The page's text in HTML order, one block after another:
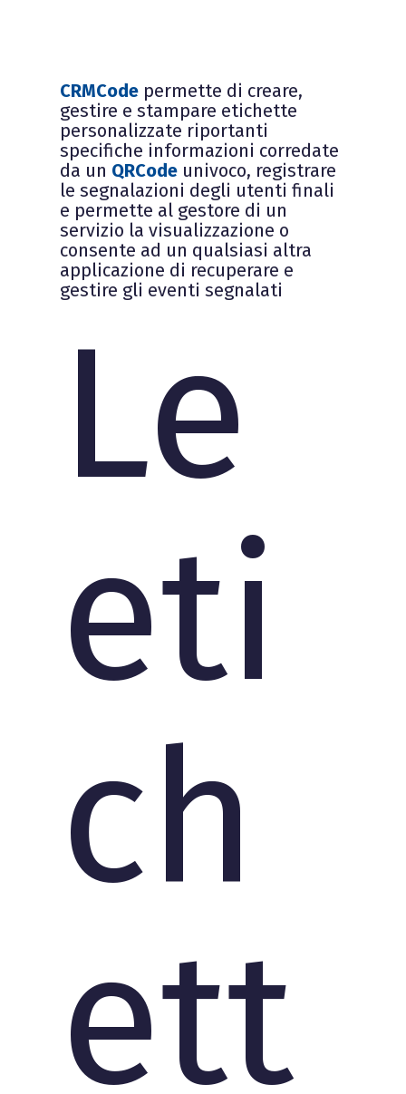
CRMCode permette di creare,
gestire e stampare etichette
personalizzate riportanti
specifiche informazioni corredate
da un QRCode univoco, registrare
le segnalazioni degli utenti finali
e permette al gestore di un
servizio la visualizzazione o
consente ad un qualsiasi altra
applicazione di recuperare e
gestire gli eventi segnalati
Le
eti
ch
ett